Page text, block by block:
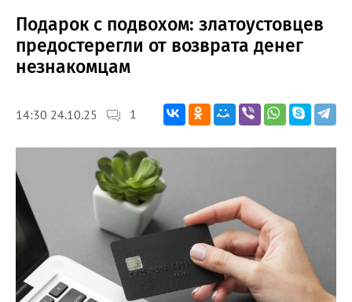
Подарок с подвохом: златоустовцев
предостерегли от возврата денег
незнакомцам
14:30 24.10.25 1